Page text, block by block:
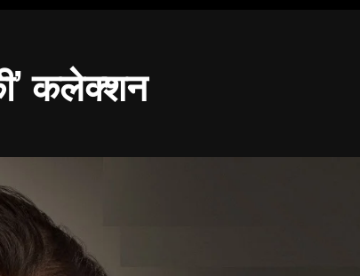
कलेक्शन